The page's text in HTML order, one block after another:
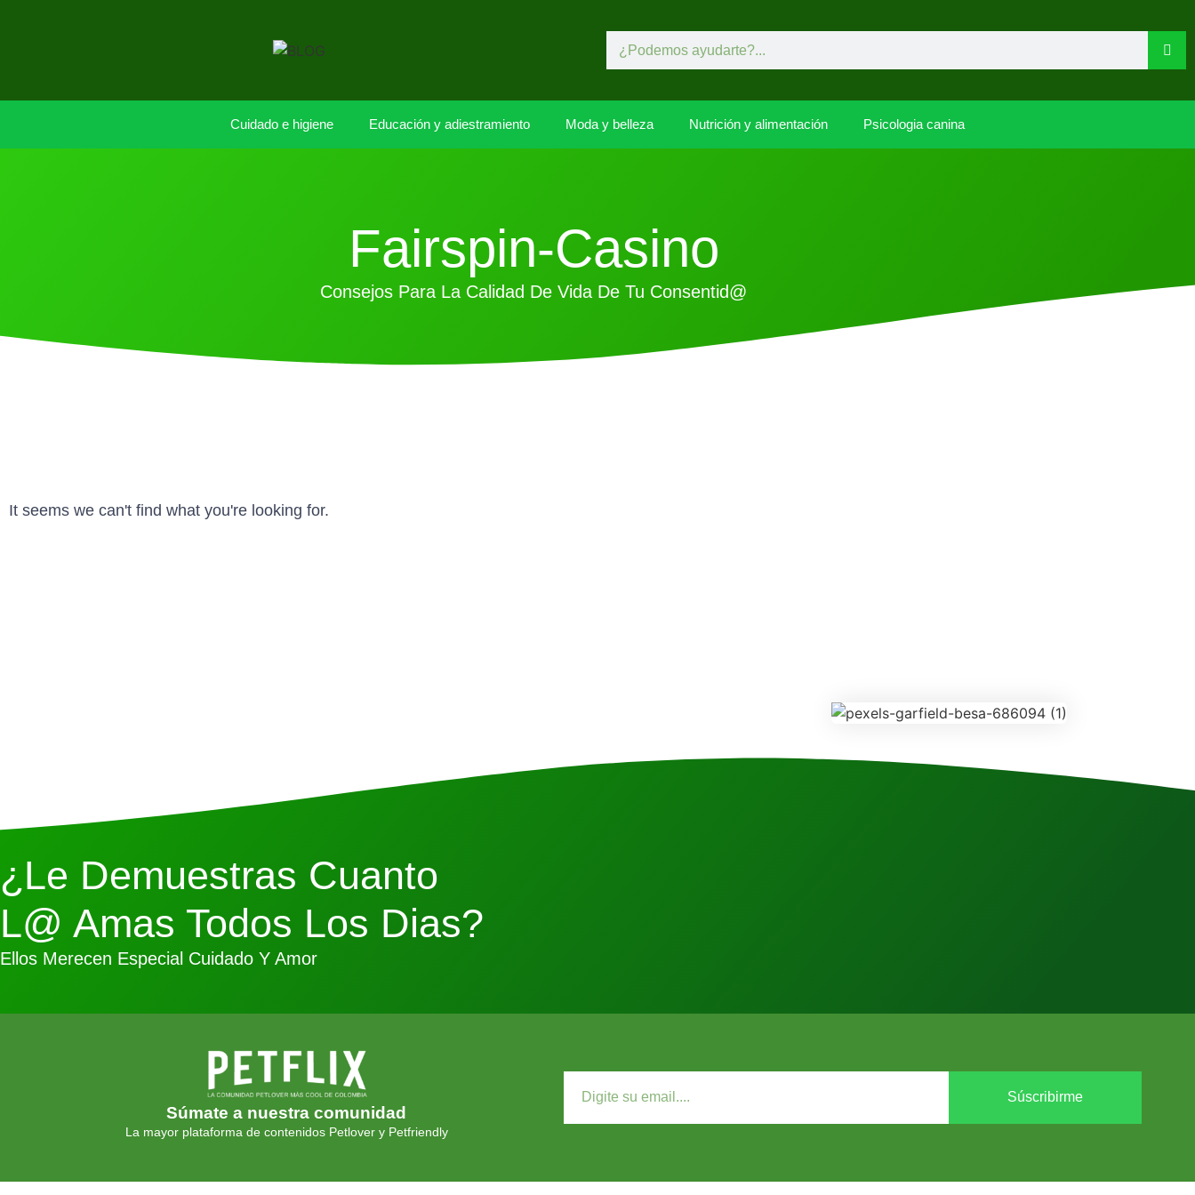
Cuidado e higiene Educación y adiestramiento Moda y belleza Nutrición y alimentación Psicologia canina
Fairspin-Casino
Consejos Para La Calidad De Vida De Tu Consentid@
It seems we can't find what you're looking for.
¿Le Demuestras Cuanto
L@ Amas Todos Los Dias?
Ellos Merecen Especial Cuidado Y Amor
Súmate a nuestra comunidad
La mayor plataforma de contenidos Petlover y Petfriendly
Súscribirme